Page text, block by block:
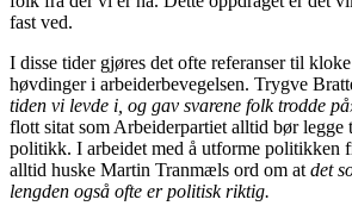
fast ved.
I disse tider gjøres det ofte referanser til
høvdinger i arbeiderbevegelsen. Trygve
tiden vi levde i, og gav svarene folk trodde
flott sitat som Arbeiderpartiet alltid bør legge
politikk. I arbeidet med å utforme politikken
alltid huske Martin Tranmæls ord om at det
lengden også ofte er politisk riktig.